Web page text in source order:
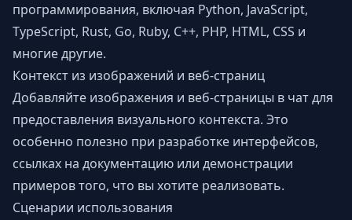
программирования, включая Python, JavaScript,
TypeScript, Rust, Go, Ruby, C++, PHP, HTML, CSS и
многие другие.
Контекст из изображений и веб-страниц
Добавляйте изображения и веб-страницы в чат для
предоставления визуального контекста. Это
особенно полезно при разработке интерфейсов,
ссылках на документацию или демонстрации
примеров того, что вы хотите реализовать.
Сценарии использования